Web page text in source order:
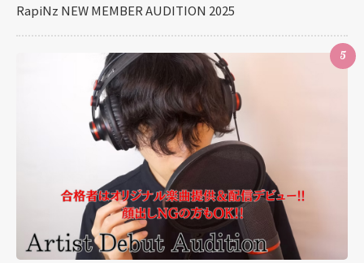
RapiNz NEW MEMBER AUDITION 2025
5